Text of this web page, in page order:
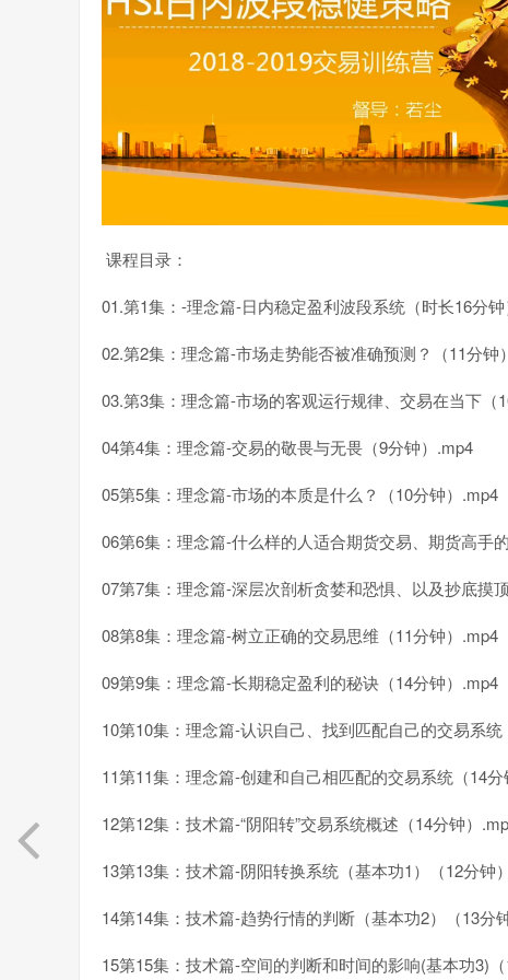
课程目录：
01.第1集：-理念篇-日内稳定盈利波段系统（时长16分
02.第2集：理念篇-市场走势能否被准确预测？（11分钟
03.第3集：理念篇-市场的客观运行规律、交易在当下（
04第4集：理念篇-交易的敬畏与无畏（9分钟）.mp4
05第5集：理念篇-市场的本质是什么？（10分钟）.mp4
06第6集：理念篇-什么样的人适合期货交易、期货高手
07第7集：理念篇-深层次剖析贪婪和恐惧、以及抄底摸
08第8集：理念篇-树立正确的交易思维（11分钟）.mp4
09第9集：理念篇-长期稳定盈利的秘诀（14分钟）.mp4
10第10集：理念篇-认识自己、找到匹配自己的交易系
11第11集：理念篇-创建和自己相匹配的交易系统（14
12第12集：技术篇-“阴阳转”交易系统概述（14分钟）
13第13集：技术篇-阴阳转换系统（基本功1）（12分钟
14第14集：技术篇-趋势行情的判断（基本功2）（13分
15第15集：技术篇-空间的判断和时间的影响(基本功3)